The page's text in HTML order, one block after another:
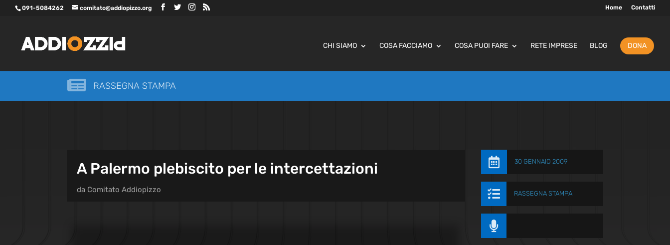
091-5084262 comitato@addiopizzo.org Home Contatti
CHI SIAMO COSA FACCIAMO COSA PUOI FARE RETE IMPRESE BLOG DONA
 RASSEGNA STAMPA
A Palermo plebiscito per le intercettazioni
da Comitato Addiopizzo
 30 GENNAIO 2009
 RASSEGNA STAMPA
